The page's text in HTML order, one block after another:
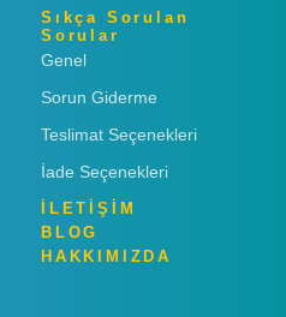
Sıkça Sorulan
Sorular
Genel
Sorun Giderme
Teslimat Seçenekleri
İade Seçenekleri
İLETİŞİM
BLOG
HAKKIMIZDA